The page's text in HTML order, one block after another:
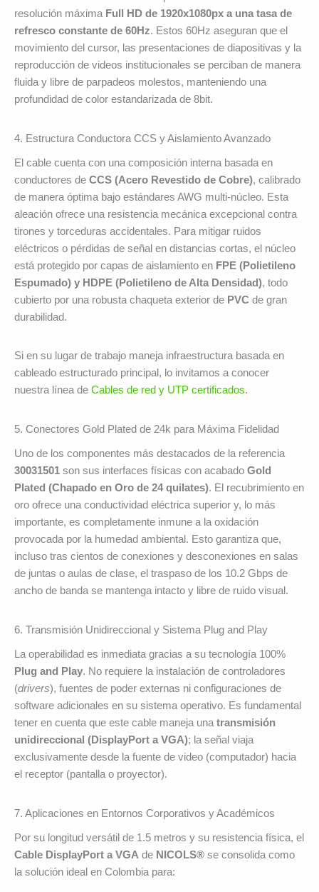
resolución máxima Full HD de 1920x1080px a una tasa de
refresco constante de 60Hz. Estos 60Hz aseguran que el
movimiento del cursor, las presentaciones de diapositivas y la
reproducción de videos institucionales se perciban de manera
fluida y libre de parpadeos molestos, manteniendo una
profundidad de color estandarizada de 8bit.
4. Estructura Conductora CCS y Aislamiento Avanzado
El cable cuenta con una composición interna basada en
conductores de CCS (Acero Revestido de Cobre), calibrado
de manera óptima bajo estándares AWG multi-núcleo. Esta
aleación ofrece una resistencia mecánica excepcional contra
tirones y torceduras accidentales. Para mitigar ruidos
eléctricos o pérdidas de señal en distancias cortas, el núcleo
está protegido por capas de aislamiento en FPE (Polietileno
Espumado) y HDPE (Polietileno de Alta Densidad), todo
cubierto por una robusta chaqueta exterior de PVC de gran
durabilidad.
Si en su lugar de trabajo maneja infraestructura basada en
cableado estructurado principal, lo invitamos a conocer
nuestra línea de Cables de red y UTP certificados.
5. Conectores Gold Plated de 24k para Máxima Fidelidad
Uno de los componentes más destacados de la referencia
30031501 son sus interfaces físicas con acabado Gold
Plated (Chapado en Oro de 24 quilates). El recubrimiento en
oro ofrece una conductividad eléctrica superior y, lo más
importante, es completamente inmune a la oxidación
provocada por la humedad ambiental. Esto garantiza que,
incluso tras cientos de conexiones y desconexiones en salas
de juntas o aulas de clase, el traspaso de los 10.2 Gbps de
ancho de banda se mantenga intacto y libre de ruido visual.
6. Transmisión Unidireccional y Sistema Plug and Play
La operabilidad es inmediata gracias a su tecnología 100%
Plug and Play. No requiere la instalación de controladores
(drivers), fuentes de poder externas ni configuraciones de
software adicionales en su sistema operativo. Es fundamental
tener en cuenta que este cable maneja una transmisión
unidireccional (DisplayPort a VGA); la señal viaja
exclusivamente desde la fuente de video (computador) hacia
el receptor (pantalla o proyector).
7. Aplicaciones en Entornos Corporativos y Académicos
Por su longitud versátil de 1.5 metros y su resistencia física, el
Cable DisplayPort a VGA de NICOLS® se consolida como
la solución ideal en Colombia para: